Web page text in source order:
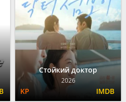
Стойкий доктор
2026